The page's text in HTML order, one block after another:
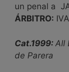
un penal a
ÁRBITRO:
Cat.1999: All
de Parera